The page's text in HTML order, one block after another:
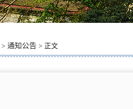
> 通知公告 > 正文